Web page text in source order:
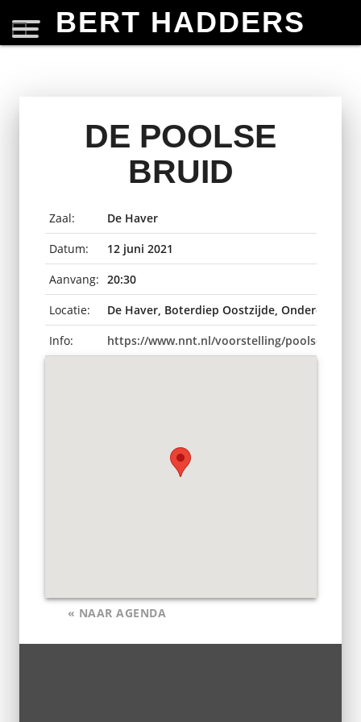
BERT HADDERS
DE POOLSE
BRUID
Zaal:
De Haver
Datum:
12 juni 2021
Aanvang: 20:30
Locatie:
De Haver, Boterdiep Oostzijde,
Info:
https://www.nnt.nl/voorstelling/poolsebruid/
« NAAR AGENDA